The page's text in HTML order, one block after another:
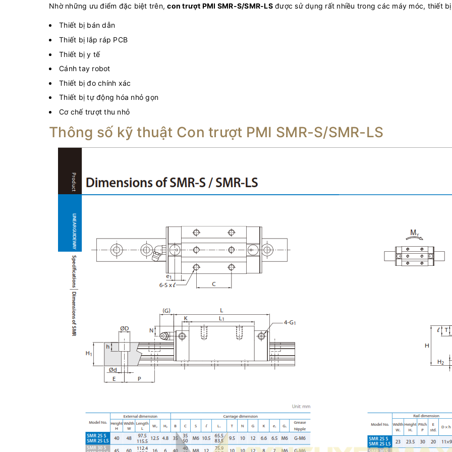
Nhờ những ưu điểm đặc biệt trên,con trượt PMI SMR-S/SMR-LSđược sử dụng rất nhiều trong các máy móc, thiết
Thiết bị bán dẫn
Thiết bị lắp ráp PCB
Thiết bị y tế
Cánh tay robot
Thiết bị đo chính xác
Thiết bị tự động hóa nhỏ gọn
Cơ chế trượt thu nhỏ
Thông số kỹ thuật Con trượt PMI SMR-S/SMR-LS